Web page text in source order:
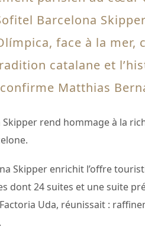
Barcelona
face à la mer,
catalane et
Matthias
Skipper rend hommage à la
Skipper enrichit l’offre
dont 24 suites et une suite
Uda, réunissait :